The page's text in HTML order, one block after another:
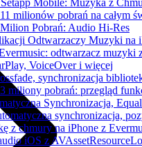
Mobile: Muzyka z
milionów pobrań na całym
Pobrań: Audio Hi-Res
Odtwarzaczy Muzyki na
odtwarzacz muzyki
VoiceOver i więcej
synchronizacja
miliony pobrań: przegląd
Synchronizacja,
synchronizacja,
z chmury na iPhone z
iOS z